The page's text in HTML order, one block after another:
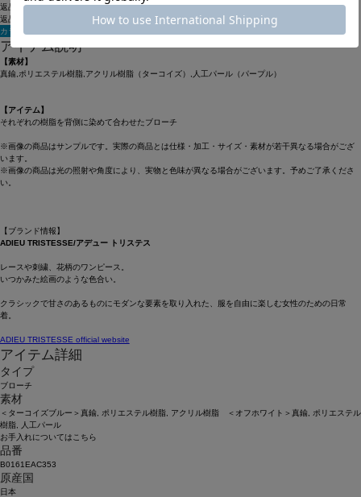
返品可
返品について
カラー・サイズを選択する
アイテム説明
【素材】
真鍮,ポリエステル樹脂,アクリル樹脂（ターコイズ）,人工パール（パープル）
【アイテム】
それぞれの樹脂を背側に染めて合わせたブローチ
※画像の商品はサンプルです。実際の商品とは仕様・加工・サイズ・素材が若干異なる場合がござ
います。
※画像の商品は光の照射や角度により、実物と色味が異なる場合がございます。予めご了承くださ
い。
【ブランド情報】
ADIEU TRISTESSE/アデュー トリステス
レースや刺繍、花柄のワンピース。
いつかみた絵画のような色合い。
クラシックで甘さのあるものにモダンな要素を取り入れた、服を自由に楽しむ女性のための日常
着。
ADIEU TRISTESSE official website
アイテム詳細
タイプ
ブローチ
素材
＜ターコイズブルー＞真鍮, ポリエステル樹脂, アクリル樹脂 ＜オフホワイト＞真鍮, ポリエステル
樹脂, 人工パール
お手入れについてはこちら
品番
B0161EAC353
原産国
日本